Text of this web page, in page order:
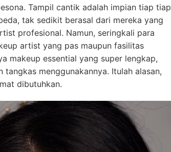
Tampil cantik adalah impian tiap tiap
tak sedikit berasal dari mereka yang
profesional. Namun, seringkali para
artist yang pas maupun fasilitas
makeup essential yang super lengkap,
menggunakannya. Itulah alasan,
dibutuhkan.